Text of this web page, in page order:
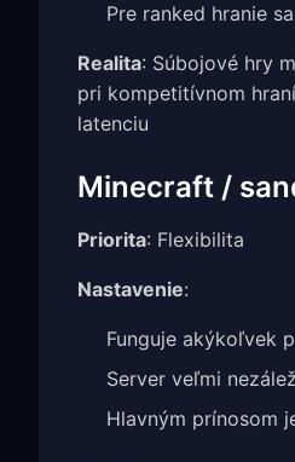
Pre ranked hranie
Realita: Súbojové hry
pri kompetitívnom
latenciu
Minecraft /
Priorita: Flexibilita
Nastavenie:
Funguje akýkoľvek
Server veľmi
Hlavným prínosom